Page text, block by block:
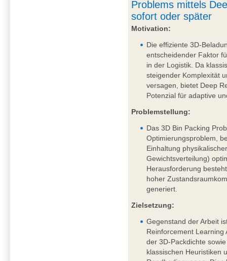
Problems mittels
sofort oder später
Motivation:
Die effiziente 3D-
entscheidender Faktor
in der Logistik. Da
steigender Komplexität
versagen, bietet Deep
Potenzial für adaptive
Problemstellung:
Das 3D Bin Packing
Optimierungsproblem,
Einhaltung
Gewichtsverteilung)
Herausforderung
hoher
generiert.
Zielsetzung:
Gegenstand der Arbeit
Reinforcement
der 3D-Packdichte
klassischen Heuristiken